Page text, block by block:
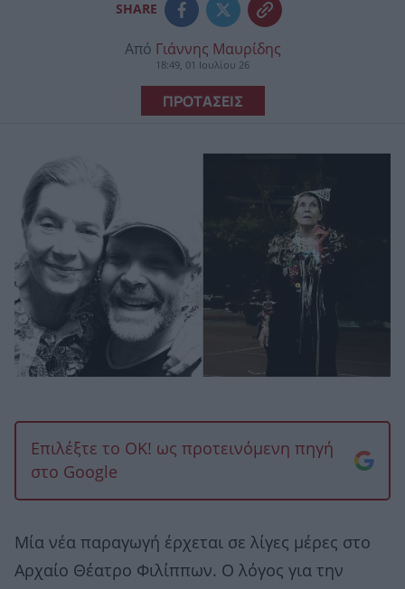
SHARE
Από Γιάννης Μαυρίδης
18:49, 01 Ιουλίου 26
ΠΡΟΤΑΣΕΙΣ
Επιλέξτε το OK! ως προτεινόμενη πηγή
στο Google
Μία νέα παραγωγή έρχεται σε λίγες μέρες στο
Αρχαίο Θέατρο Φιλίππων. Ο λόγος για την